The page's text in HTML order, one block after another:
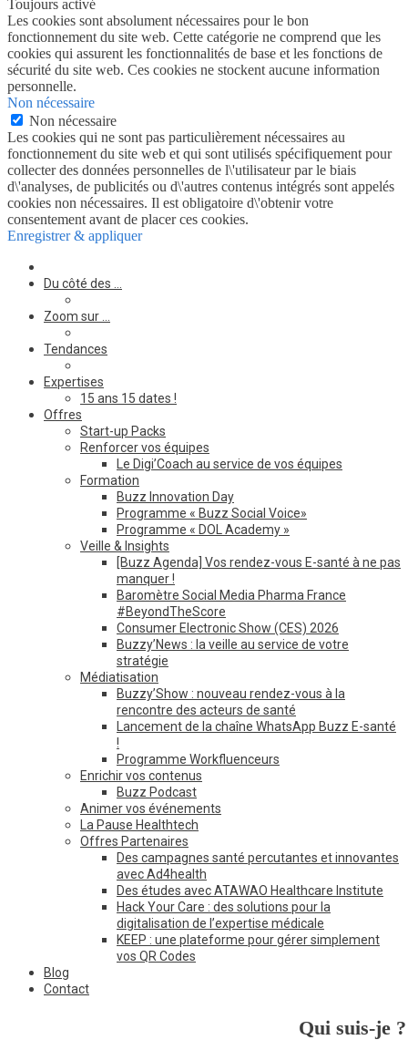
Toujours activé
Les cookies sont absolument nécessaires pour le bon
fonctionnement du site web. Cette catégorie ne comprend que les
cookies qui assurent les fonctionnalités de base et les fonctions de
sécurité du site web. Ces cookies ne stockent aucune information
personnelle.
Non nécessaire
Non nécessaire
Les cookies qui ne sont pas particulièrement nécessaires au
fonctionnement du site web et qui sont utilisés spécifiquement pour
collecter des données personnelles de l\'utilisateur par le biais
d\'analyses, de publicités ou d\'autres contenus intégrés sont appelés
cookies non nécessaires. Il est obligatoire d\'obtenir votre
consentement avant de placer ces cookies.
Enregistrer & appliquer
Du côté des …
Zoom sur …
Tendances
Expertises
15 ans 15 dates !
Offres
Start-up Packs
Renforcer vos équipes
Le Digi’Coach au service de vos équipes
Formation
Buzz Innovation Day
Programme « Buzz Social Voice»
Programme « DOL Academy »
Veille & Insights
[Buzz Agenda] Vos rendez-vous E-santé à ne pas
manquer !
Baromètre Social Media Pharma France
#BeyondTheScore
Consumer Electronic Show (CES) 2026
Buzzy’News : la veille au service de votre
stratégie
Médiatisation
Buzzy’Show : nouveau rendez-vous à la
rencontre des acteurs de santé
Lancement de la chaîne WhatsApp Buzz E-santé
!
Programme Workfluenceurs
Enrichir vos contenus
Buzz Podcast
Animer vos événements
La Pause Healthtech
Offres Partenaires
Des campagnes santé percutantes et innovantes
avec Ad4health
Des études avec ATAWAO Healthcare Institute
Hack Your Care : des solutions pour la
digitalisation de l’expertise médicale
KEEP : une plateforme pour gérer simplement
vos QR Codes
Blog
Contact
Qui suis-je ?